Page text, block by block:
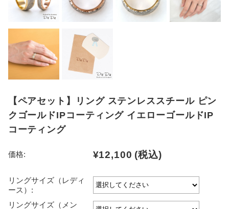
【ペアセット】リング ステンレススチール ピン
クゴールドIPコーティング イエローゴールドIP
コーティング
価格: ¥12,100 (税込)
リングサイズ（レディ
ース）:
リングサイズ（メン